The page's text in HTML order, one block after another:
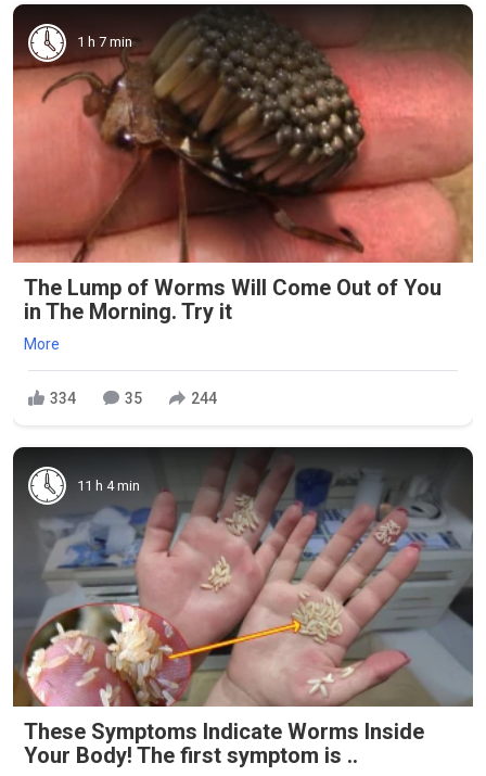
1 h 7 min
The Lump of Worms Will Come Out of You
in The Morning. Try it
More
334 35 244
11 h 4 min
These Symptoms Indicate Worms Inside
Your Body! The first symptom is ..